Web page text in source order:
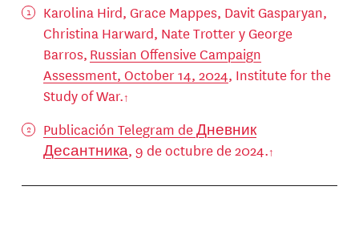
Karolina Hird, Grace Mappes, Davit Gasparyan,
Christina Harward, Nate Trotter y George
Barros, Russian Offensive Campaign
Assessment, October 14, 2024, Institute for the
Study of War.
Publicación Telegram de Дневник
Десантника, 9 de octubre de 2024.